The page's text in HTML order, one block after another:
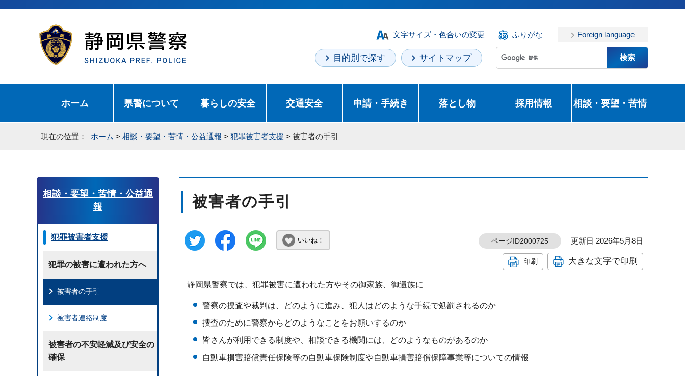
文字サイズ・色合いの変更 ふりがな Foreign language
目的別で探す サイトマップ
ホーム 県警について 暮らしの安全 交通安全 申請・手続き 落とし物 採用情報 相談・要望・苦情
現在の位置： ホーム > 相談・要望・苦情・公益通報 > 犯罪被害者支援 > 被害者の手引
被害者の手引
いいね！ ページID2000725 更新日 2026年5月8日
印刷 大きな文字で印刷
静岡県警察では、犯罪被害に遭われた方やその御家族、御遺族に
警察の捜査や裁判は、どのように進み、犯人はどのような手続で処罰されるのか
捜査のために警察からどのようなことをお願いするのか
皆さんが利用できる制度や、相談できる機関には、どのようなものがあるのか
自動車損害賠償責任保険等の自動車保険制度や自動車損害賠償保障事業等についての情報
相談・要望・苦情・公益通
報
犯罪被害者支援
犯罪の被害に遭われた方へ
被害者の手引
被害者連絡制度
被害者の不安軽減及び安全の
確保